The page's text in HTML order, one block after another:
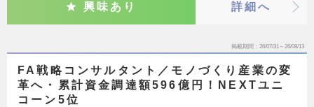
興味あり 詳細へ
掲載期間 26/07/31～26/08/13
FA戦略コンサルタント／モノづくり産業の変
革へ・累計資金調達額596億円！NEXTユニ
コーン5位